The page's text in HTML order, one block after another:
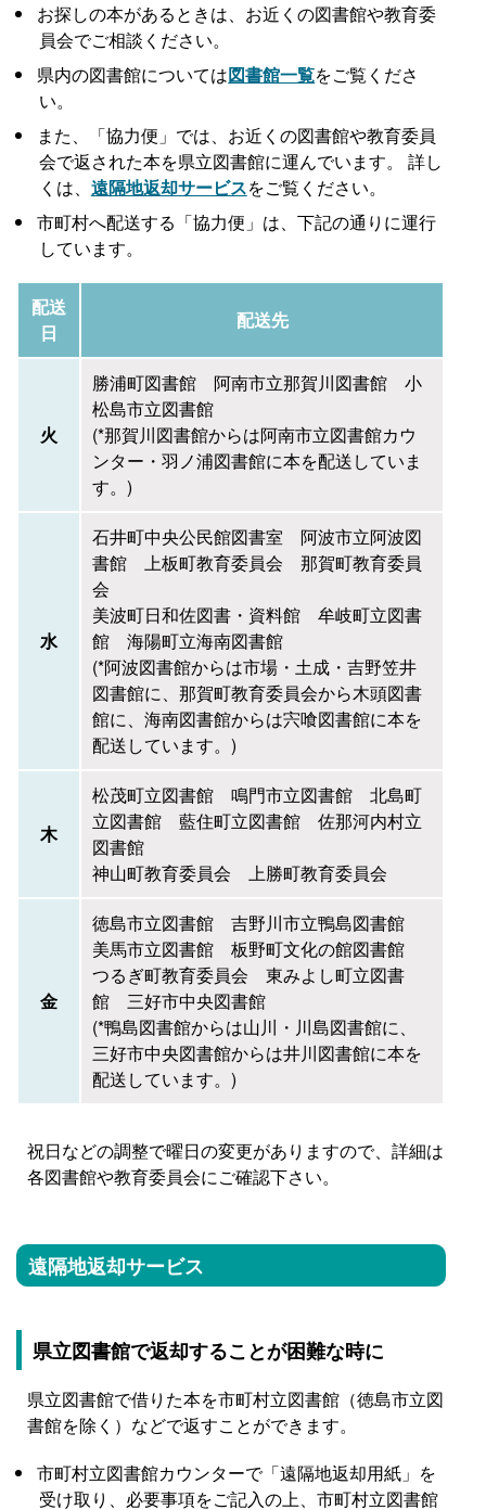
お探しの本があるときは、お近くの図書館や教育委
員会でご相談ください。
県内の図書館については図書館一覧をご覧くださ
い。
また、「協力便」では、お近くの図書館や教育委員
会で返された本を県立図書館に運んでいます。 詳し
くは、 遠隔地返却サービスをご覧ください。
市町村へ配送する「協力便」は、下記の通りに運行
しています。
配送
日
配送先
火
勝浦町図書館 阿南市立那賀川図書館 小
松島市立図書館
(*那賀川図書館からは阿南市立図書館カウ
ンター・羽ノ浦図書館に本を配送していま
す。)
水
石井町中央公民館図書室 阿波市立阿波図
書館 上板町教育委員会 那賀町教育委員
会
美波町日和佐図書・資料館 牟岐町立図書
館 海陽町立海南図書館
(*阿波図書館からは市場・土成・吉野笠井
図書館に、那賀町教育委員会から木頭図書
館に、海南図書館からは宍喰図書館に本を
配送しています。)
木
松茂町立図書館 鳴門市立図書館 北島町
立図書館 藍住町立図書館 佐那河内村立
図書館
神山町教育委員会 上勝町教育委員会
金
徳島市立図書館 吉野川市立鴨島図書館
美馬市立図書館 板野町文化の館図書館
つるぎ町教育委員会 東みよし町立図書
館 三好市中央図書館
(*鴨島図書館からは山川・川島図書館に、
三好市中央図書館からは井川図書館に本を
配送しています。)
祝日などの調整で曜日の変更がありますので、詳細は
各図書館や教育委員会にご確認下さい。
遠隔地返却サービス
県立図書館で返却することが困難な時に
県立図書館で借りた本を市町村立図書館（徳島市立図
書館を除く）などで返すことができます。
市町村立図書館カウンターで「遠隔地返却用紙」を
受け取り、必要事項をご記入の上、市町村立図書館